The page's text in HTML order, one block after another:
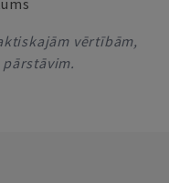
vērtībām,